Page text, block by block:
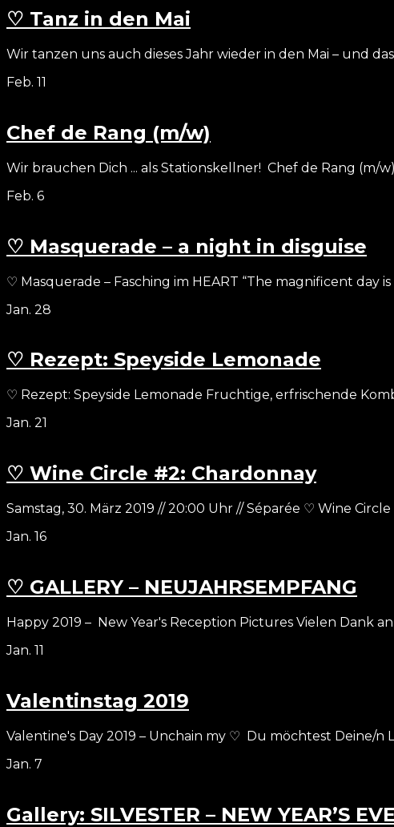
♡ Tanz in den Mai
Wir tanzen uns auch dieses Jahr wieder in den Mai – und
Feb. 11
Chef de Rang (m/w)
Wir brauchen Dich ... als Stationskellner! Chef de Rang (m/
Feb. 6
♡ Masquerade – a night in disguise
♡ Masquerade – Fasching im HEART “The magnificent day
Jan. 28
♡ Rezept: Speyside Lemonade
♡ Rezept: Speyside Lemonade Fruchtige, erfrischende
Jan. 21
♡ Wine Circle #2: Chardonnay
Samstag, 30. März 2019 // 20:00 Uhr // Séparée ♡ Wine
Jan. 16
♡ GALLERY – NEUJAHRSEMPFANG
Happy 2019 – New Year's Reception Pictures Vielen Dank
Jan. 11
Valentinstag 2019
Valentine's Day 2019 – Unchain my ♡ Du möchtest Deine/n
Jan. 7
Gallery: SILVESTER – NEW YEAR’S